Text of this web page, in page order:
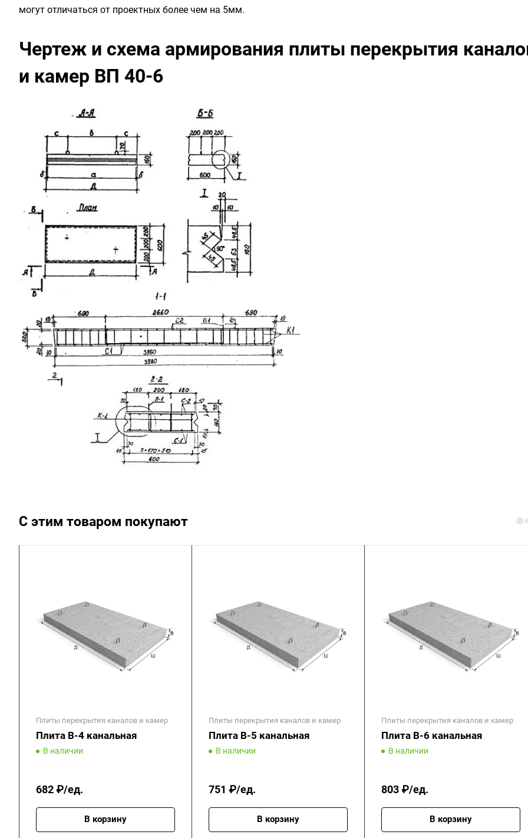
могут отличаться от проектных более чем на 5мм.
Чертеж и схема армирования плиты перекрытия
и камер ВП 40-6
С этим товаром покупают
Плиты перекрытия каналов и камер
Плита В-4 канальная
В наличии
682 ₽/ед.
В корзину
Плиты перекрытия каналов и камер
Плита В-5 канальная
В наличии
751 ₽/ед.
В корзину
Плиты перекрытия каналов и камер
Плита В-6 канальная
В наличии
803 ₽/ед.
В корзину